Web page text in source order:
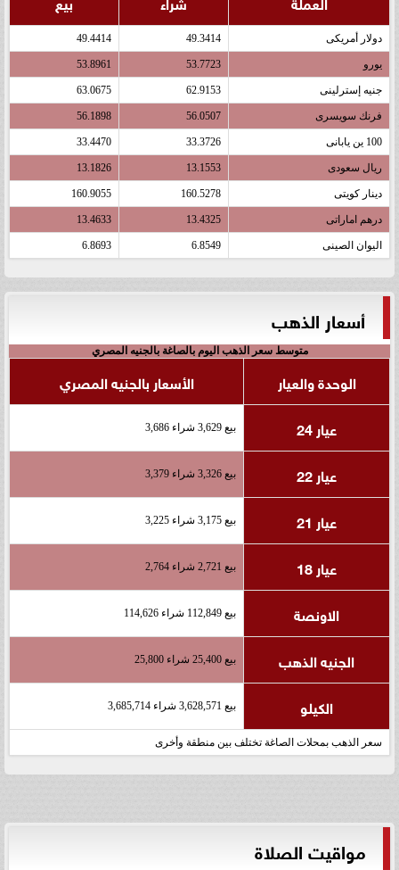
دولار أمريكى 49.3414
49.4414
يورو 53.7723
53.8961
جنيه إسترلينى 62.9153
63.0675
فرنك سويسرى 56.0507
56.1898
100 ين يابانى 33.3726
33.4470
ريال سعودى 13.1553
13.1826
دينار كويتى 160.5278
160.9055
درهم اماراتى 13.4325
13.4633
اليوان الصينى 6.8549
6.8693
أسعار الذهب
متوسط سعر الذهب اليوم بالصاغة بالجنيه المصري
الوحدة والعيار
الأسعار بالجنيه المصري
عيار 24
بيع 3,629 شراء 3,686
عيار 22 بيع 3,326 شراء 3,379
عيار 21 بيع 3,175 شراء 3,225
عيار 18 بيع 2,721 شراء 2,764
الاونصة بيع 112,849 شراء 114,626
الجنيه الذهب بيع 25,400 شراء 25,800
الكيلو بيع 3,628,571 شراء 3,685,714
سعر الذهب بمحلات الصاغة تختلف بين منطقة وأخرى
مواقيت الصلاة